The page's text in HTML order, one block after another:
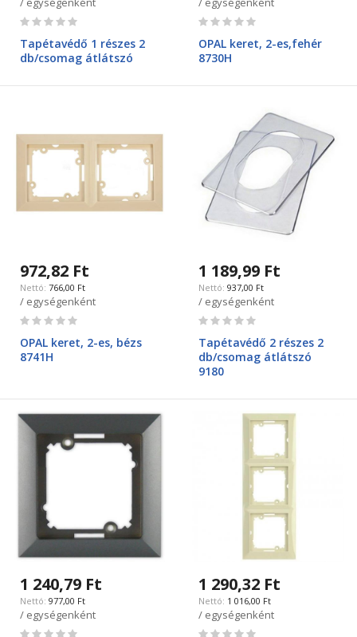
Rating:
Tapétavédő 1 részes 2
db/csomag átlátszó
Rating:
OPAL keret, 2-es,fehér
8730H
972,82 Ft
766,00 Ft
/ egységenként
Rating:
OPAL keret, 2-es, bézs
8741H
1 189,99 Ft
937,00 Ft
/ egységenként
Rating:
Tapétavédő 2 részes 2
db/csomag átlátszó
9180
1 240,79 Ft
977,00 Ft
/ egységenként
Rating:
1 290,32 Ft
1 016,00 Ft
/ egységenként
Rating: